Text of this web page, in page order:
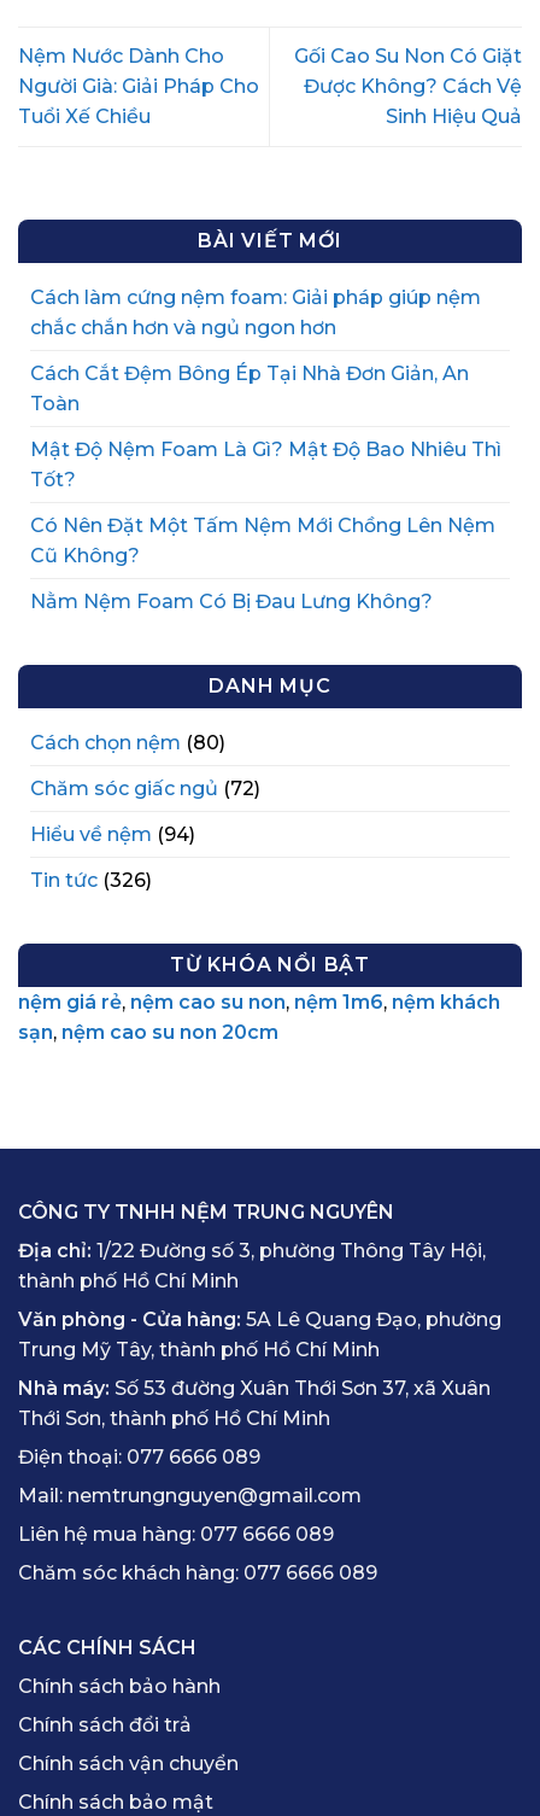
Nệm Nước Dành Cho
Người Già: Giải Pháp Cho
Tuổi Xế Chiều
Gối Cao Su Non Có Giặt
Được Không? Cách Vệ
Sinh Hiệu Quả
BÀI VIẾT MỚI
Cách làm cứng nệm foam: Giải pháp giúp nệm
chắc chắn hơn và ngủ ngon hơn
Cách Cắt Đệm Bông Ép Tại Nhà Đơn Giản, An
Toàn
Mật Độ Nệm Foam Là Gì? Mật Độ Bao Nhiêu Thì
Tốt?
Có Nên Đặt Một Tấm Nệm Mới Chồng Lên Nệm
Cũ Không?
Nằm Nệm Foam Có Bị Đau Lưng Không?
DANH MỤC
Cách chọn nệm (80)
Chăm sóc giấc ngủ (72)
Hiểu về nệm (94)
Tin tức (326)
TỪ KHÓA NỔI BẬT
nệm giá rẻ, nệm cao su non, nệm 1m6, nệm khách
sạn, nệm cao su non 20cm
CÔNG TY TNHH NỆM TRUNG NGUYÊN
Địa chỉ: 1/22 Đường số 3, phường Thông Tây Hội,
thành phố Hồ Chí Minh
Văn phòng - Cửa hàng: 5A Lê Quang Đạo, phường
Trung Mỹ Tây, thành phố Hồ Chí Minh
Nhà máy: Số 53 đường Xuân Thới Sơn 37, xã Xuân
Thới Sơn, thành phố Hồ Chí Minh
Điện thoại: 077 6666 089
Mail: nemtrungnguyen@gmail.com
Liên hệ mua hàng: 077 6666 089
Chăm sóc khách hàng: 077 6666 089
CÁC CHÍNH SÁCH
Chính sách bảo hành
Chính sách đổi trả
Chính sách vận chuyển
Chính sách bảo mật